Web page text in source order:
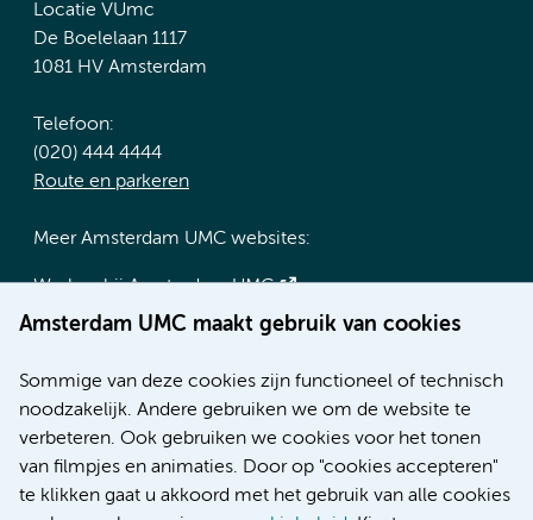
Amsterdam UMC maakt gebruik van cookies
Sommige van deze cookies zijn functioneel of technisch
noodzakelijk. Andere gebruiken we om de website te
verbeteren. Ook gebruiken we cookies voor het tonen
van filmpjes en animaties. Door op "cookies accepteren"
te klikken gaat u akkoord met het gebruik van alle cookies
Locatie VUmc
De Boelelaan 1117
1081 HV Amsterdam
Telefoon:
(020) 444 4444
Route en parkeren
Meer Amsterdam UMC websites:
Werken bij Amsterdam UMC
Over Amsterdam UMC
Research
Educatie locatie AMC
Educatie locatie VUmc